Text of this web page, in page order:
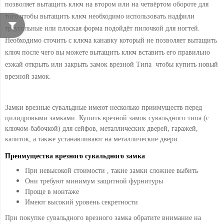
позволяет вытащить ключ на втором или на четвёртом обороте для
того чтобы вытащить ключ необходимо использовать надфили
треугольные или плоская форма подойдёт пилочкой для ногтей.
Необходимо сточить с ключа канавку который не позволяет вытащить
ключ после чего вы можете вытащить ключ вставить его правильно
езжай открыть или закрыть замок врезной Типа чтобы купить новый
врезной замок.
Замки врезные сувальдные имеют несколько приимуществ перед
цилидровыми замками. Купить врезной замок сувальдного типа (с
ключом-бабочкой) для сейфов, металлических дверей, гаражей,
калиток, а также устанавливают на металлические двери
Преимущества врезного сувальдного замка
При невысокой стоимости , такие замки сложнее выбить
Они требуют минимум защитной фурнитуры
Проще в монтаже
Имеют высокий уровень секретности
При покупке сувальдного врезного замка обратите внимание на